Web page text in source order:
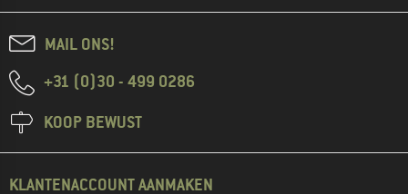
MAIL ONS!
+31 (0)30 - 499 0286
KOOP BEWUST
KLANTENACCOUNT AANMAKEN